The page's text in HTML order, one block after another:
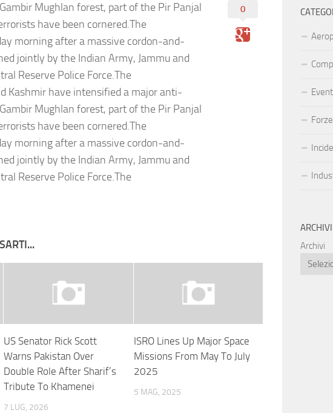
Mughlan forest, part of the Pir Panjal
have been cornered.The
morning after a massive cordon-and-
jointly by the Indian Army, Jammu and
Reserve Police Force.The
Kashmir have intensified a major anti-
Mughlan forest, part of the Pir Panjal
have been cornered.The
morning after a massive cordon-and-
jointly by the Indian Army, Jammu and
Reserve Police Force.The
0
US Senator Rick Scott
Warns Pakistan Over
Double Role After Sharif’s
Tribute To Khamenei
7 LUG, 2026
ISRO Lines Up Major Space
Missions From May To July
2025
5 MAG, 2025
ARCHIVI
Archivi